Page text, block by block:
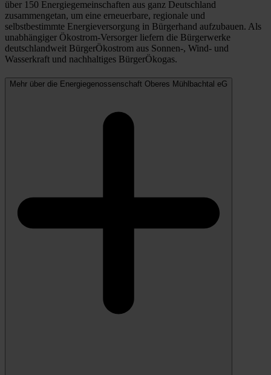
über 150 Energiegemeinschaften aus ganz Deutschland
zusammengetan, um eine erneuerbare, regionale und
selbstbestimmte Energieversorgung in Bürgerhand aufzubauen. Als
unabhängiger Ökostrom-Versorger liefern die Bürgerwerke
deutschlandweit BürgerÖkostrom aus Sonnen-, Wind- und
Wasserkraft und nachhaltiges BürgerÖkogas.
Mehr über die Energiegenossenschaft Oberes Mühlbachtal eG